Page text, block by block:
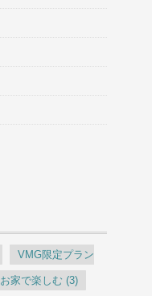
VMG限定プラン
お家で楽しむ (3)